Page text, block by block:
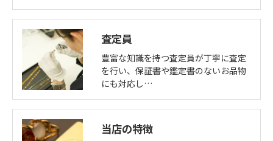
査定員
豊富な知識を持つ査定員が丁寧に査定
を行い、保証書や鑑定書のないお品物
にも対応し…
当店の特徴